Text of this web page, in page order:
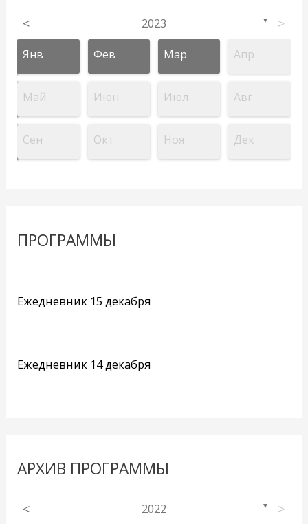
< 2023 ▼ >
Янв Фев Мар Апр
Май Июн Июл Авг
Сен Окт Ноя Дек
ПРОГРАММЫ
Ежедневник 15 декабря
Ежедневник 14 декабря
АРХИВ ПРОГРАММЫ
< 2022 ▼ >